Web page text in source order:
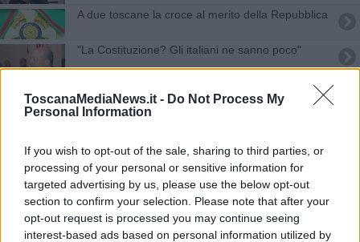
ToscanaMediaNews.it - Do Not Process My
Personal Information
If you wish to opt-out of the sale, sharing to third parties, or
processing of your personal or sensitive information for
targeted advertising by us, please use the below opt-out
section to confirm your selection. Please note that after your
opt-out request is processed you may continue seeing
interest-based ads based on personal information utilized by
A due toscane la croce al merito della Repubblica
"La Costituzione? Gli italiani ne sanno poco"
buddista
La regina Elisabetta nomina cavaliere un toscano
Il nonno che offrì il suo vaccino e gli altri toscani
premiati da Mattarella
Mattarella premia l'alto senso civico di 6 toscani